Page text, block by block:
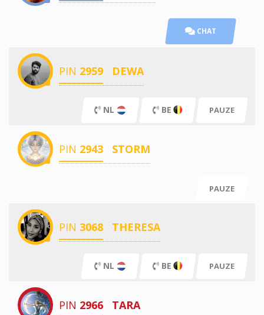
CHAT
PIN 2959 DEWA
NL BE PAUZE
PIN 2943 STORM
PAUZE
PIN 3068 THERESA
NL BE PAUZE
PIN 2966 TARA